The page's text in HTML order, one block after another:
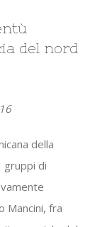
del nord
della
gruppi di
Mancini, fra